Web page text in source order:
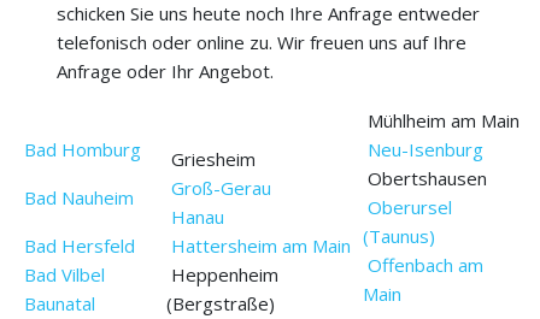
schicken Sie uns heute noch Ihre Anfrage entweder
telefonisch oder online zu. Wir freuen uns auf Ihre
Anfrage oder Ihr Angebot.
Bad Homburg
Bad Nauheim
Bad Hersfeld
Bad Vilbel
Baunatal
Griesheim
Groß-Gerau
Hanau
Hattersheim am Main
Heppenheim
(Bergstraße)
Mühlheim am Main
Neu-Isenburg
Obertshausen
Oberursel
(Taunus)
Offenbach am
Main